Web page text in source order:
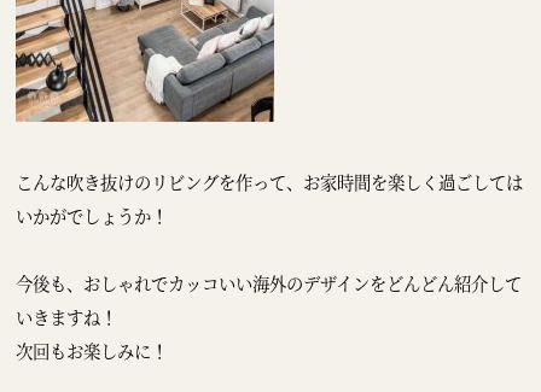
こんな吹き抜けのリビングを作って、お家時間を楽しく過ごしては
いかがでしょうか！
今後も、おしゃれでカッコいい海外のデザインをどんどん紹介して
いきますね！
次回もお楽しみに！